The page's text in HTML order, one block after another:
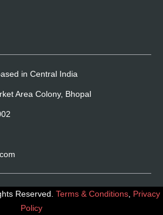
in Central India
Area Colony, Bhopal
Reserved. Terms & Conditions, Privacy
Policy